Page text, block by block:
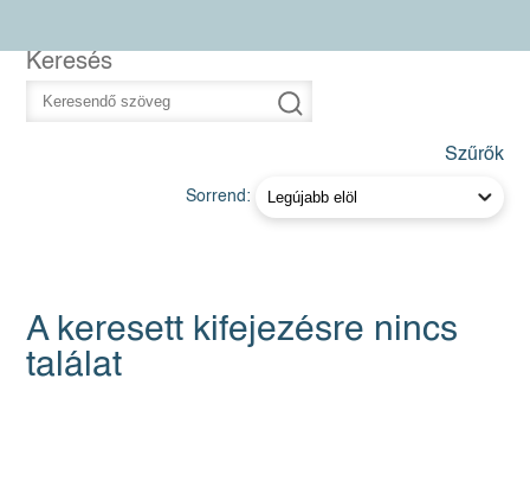
Keresés
Szűrők
Sorrend:
A keresett kifejezésre nincs
találat